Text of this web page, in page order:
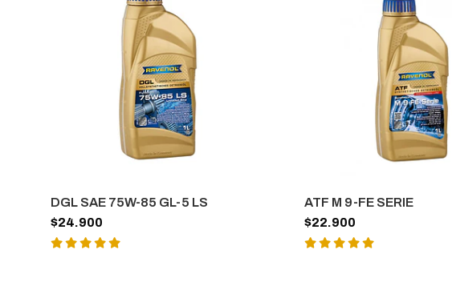
DGL SAE 75W-85 GL-5 LS
$24.900
ATF M 9-FE SERIE
$22.900